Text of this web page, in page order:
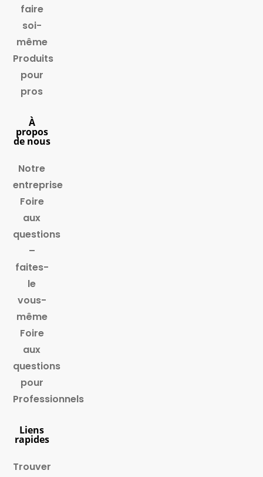
faire
soi-
même
Produits
pour
pros
À
propos
de nous
Notre
entreprise
Foire
aux
questions
–
faites-
le
vous-
même
Foire
aux
questions
pour
Professionnels
Liens
rapides
Trouver